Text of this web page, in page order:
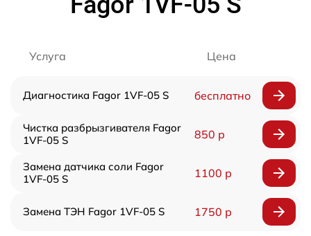
Услуга Цена
Диагностика Fagor 1VF-05 S бесплатно
Чистка разбрызгивателя Fagor
1VF-05 S
850 р
Замена датчика соли Fagor
1VF-05 S
1100 р
Замена ТЭН Fagor 1VF-05 S 1750 р